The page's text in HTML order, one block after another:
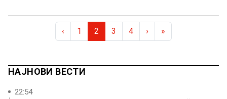
фашистичкиот режим и по 9 септември 1944 година“,
претставува изложение на […]
‹ Page
1 Current Page
2 Page
3 Page
4 › »
НАЈНОВИ ВЕСТИ
22:54